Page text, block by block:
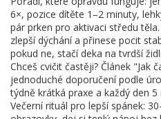
6×, pozice dítěte 1–2 minuty,
pár prken pro aktivaci středu
zlepší dýchání a přinese pocit
pokud ne, stačí deka na tvrdší
Chceš cvičit častěji? Článek "Jak
jednoduché doporučení podle
týdně krátká praxe a každý den
Večerní rituál pro lepší spánek: